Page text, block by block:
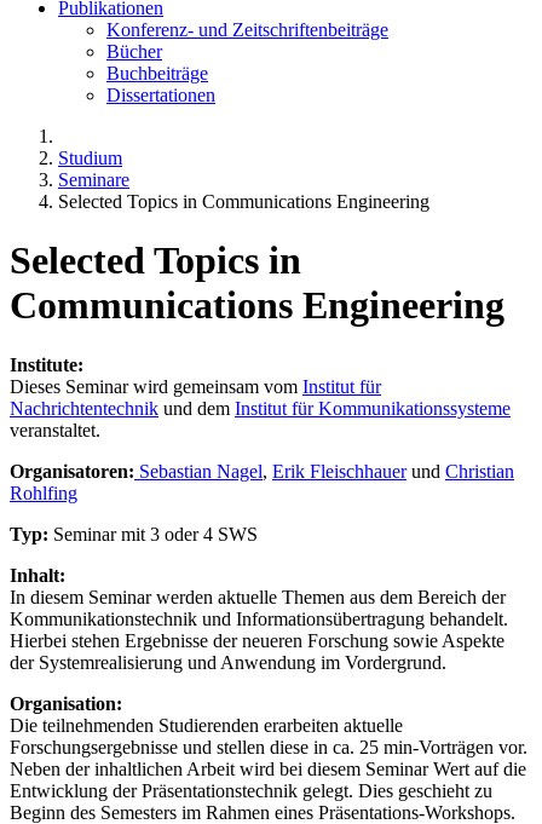
Publikationen
Konferenz- und Zeitschriftenbeiträge
Bücher
Buchbeiträge
Dissertationen
Studium
Seminare
Selected Topics in Communications Engineering
Selected Topics in
Communications Engineering
Institute:
Dieses Seminar wird gemeinsam vom Institut für
Nachrichtentechnik und dem Institut für Kommunikationssysteme
veranstaltet.
Organisatoren: Sebastian Nagel, Erik Fleischhauerund Christian
Rohlfing
Typ: Seminar mit 3 oder 4 SWS
Inhalt:
In diesem Seminar werden aktuelle Themen aus dem Bereich der
Kommunikationstechnik und Informationsübertragung behandelt.
Hierbei stehen Ergebnisse der neueren Forschung sowie Aspekte
der Systemrealisierung und Anwendung im Vordergrund.
Organisation:
Die teilnehmenden Studierenden erarbeiten aktuelle
Forschungsergebnisse und stellen diese in ca. 25 min-Vorträgen vor.
Neben der inhaltlichen Arbeit wird bei diesem Seminar Wert auf die
Entwicklung der Präsentationstechnik gelegt. Dies geschieht zu
Beginn des Semesters im Rahmen eines Präsentations-Workshops.